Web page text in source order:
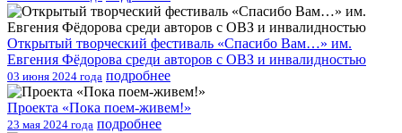
Открытый творческий фестиваль «Спасибо Вам…» им.
Евгения Фёдорова среди авторов с ОВЗ и инвалидностью
03 июня 2024 года подробнее
Проекта «Пока поем-живем!»
23 мая 2024 года подробнее